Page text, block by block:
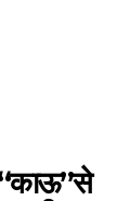
“काऊ”से